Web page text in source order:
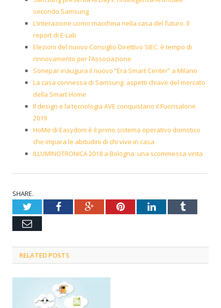
secondo Samsung
L’interazione uomo macchina nella casa del futuro. Il
report di E-Lab
Elezioni del nuovo Consiglio Direttivo SIEC: è tempo di
rinnovamento per l’Associazione
Sonepar inaugura il nuovo “Era Smart Center” a Milano
La casa connessa di Samsung: aspetti chiave del mercato
della Smart Home
Il design e la tecnologia AVE conquistano il Fuorisalone
2019
HoMe di Easydom è il primo sistema operativo domotico
che impara le abitudini di chi vive in casa
ILLUMINOTRONICA 2018 a Bologna: una scommessa vinta
SHARE.
TwitterFacebookGoogle+PinterestLinkedInTumblr
Email
RELATED POSTS